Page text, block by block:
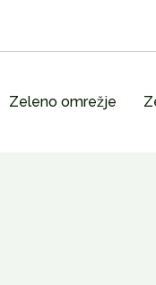
Zeleno omrežje